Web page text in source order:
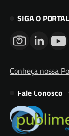
SIGA O
Conheça nossa
Fale Conosco